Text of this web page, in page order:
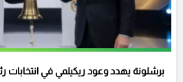
برشلونة يهدد وعود ريكيلمي في انتخابات